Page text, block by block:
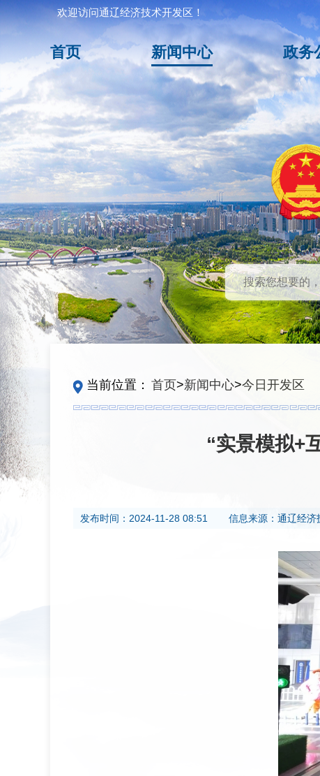
欢迎访问通辽经济技术开发区！
首页 新闻中心 政务
当前位置： 首页>新闻中心>今日开发区
“实景模拟+
发布时间： 2024-11-28 08:51 信息来源： 通辽经济